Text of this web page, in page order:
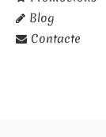
Blog
Contacte